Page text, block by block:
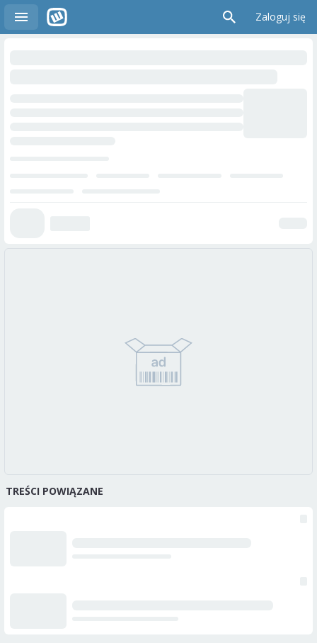
Zaloguj się
TREŚCI POWIĄZANE